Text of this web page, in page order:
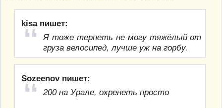
kisa пишет:
Я тоже терпеть не могу тяжёлый от
груза велосипед, лучше уж на горбу.
Sozeenov пишет:
200 на Урале, охренеть просто